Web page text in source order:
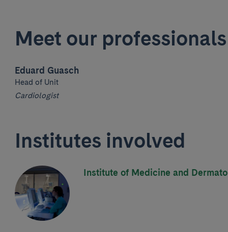
Meet our professionals
Eduard Guasch
Head of Unit
Cardiologist
Institutes involved
Institute of Medicine and